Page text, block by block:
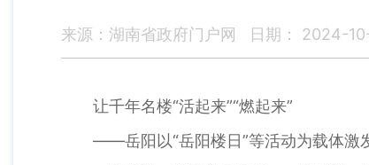
来源：湖南省政府门户网 日期： 2024-
让千年名楼“活起来”“燃起来”
——岳阳以“岳阳楼日”等活动为载体激